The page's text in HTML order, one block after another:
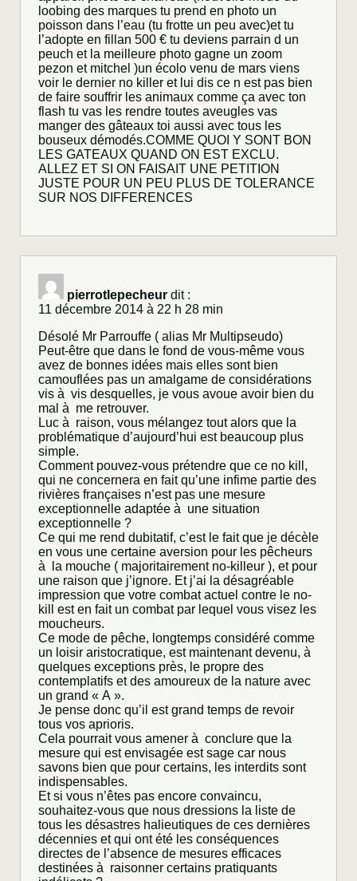
loobing des marques tu prend en photo un
poisson dans l’eau (tu frotte un peu avec)et tu
l’adopte en fillan 500 € tu deviens parrain d un
peuch et la meilleure photo gagne un zoom
pezon et mitchel )un écolo venu de mars viens
voir le dernier no killer et lui dis ce n est pas bien
de faire souffrir les animaux comme ça avec ton
flash tu vas les rendre toutes aveugles vas
manger des gâteaux toi aussi avec tous les
bouseux démodés.COMME QUOI Y SONT BON
LES GATEAUX QUAND ON EST EXCLU.
ALLEZ ET SI ON FAISAIT UNE PETITION
JUSTE POUR UN PEU PLUS DE TOLERANCE
SUR NOS DIFFERENCES
pierrotlepecheur dit :
11 décembre 2014 à 22 h 28 min
Désolé Mr Parrouffe ( alias Mr Multipseudo)
Peut-être que dans le fond de vous-même vous
avez de bonnes idées mais elles sont bien
camouflées pas un amalgame de considérations
vis à vis desquelles, je vous avoue avoir bien du
mal à me retrouver.
Luc à raison, vous mélangez tout alors que la
problématique d’aujourd’hui est beaucoup plus
simple.
Comment pouvez-vous prétendre que ce no kill,
qui ne concernera en fait qu’une infime partie des
rivières françaises n’est pas une mesure
exceptionnelle adaptée à une situation
exceptionnelle ?
Ce qui me rend dubitatif, c’est le fait que je décèle
en vous une certaine aversion pour les pêcheurs
à la mouche ( majoritairement no-killeur ), et pour
une raison que j’ignore. Et j’ai la désagréable
impression que votre combat actuel contre le no-
kill est en fait un combat par lequel vous visez les
moucheurs.
Ce mode de pêche, longtemps considéré comme
un loisir aristocratique, est maintenant devenu, à
quelques exceptions près, le propre des
contemplatifs et des amoureux de la nature avec
un grand « A ».
Je pense donc qu’il est grand temps de revoir
tous vos aprioris.
Cela pourrait vous amener à conclure que la
mesure qui est envisagée est sage car nous
savons bien que pour certains, les interdits sont
indispensables.
Et si vous n’êtes pas encore convaincu,
souhaitez-vous que nous dressions la liste de
tous les désastres halieutiques de ces dernières
décennies et qui ont été les conséquences
directes de l’absence de mesures efficaces
destinées à raisonner certains pratiquants